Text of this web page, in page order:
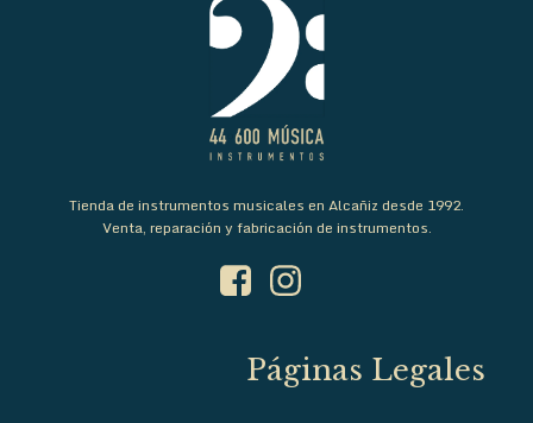
Tienda de instrumentos musicales en Alcañiz desde 1992.
Venta, reparación y fabricación de instrumentos.
Páginas Legales